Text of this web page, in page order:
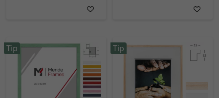
Tip Tip